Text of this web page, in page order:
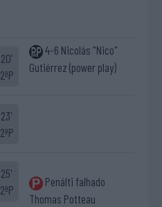
20'
2ªP
4-6 Nicolás "Nico"
Gutiérrez (power play)
23'
2ªP
25'
2ªP
Penálti falhado
Thomas Potteau